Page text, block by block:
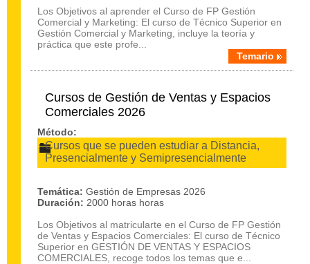
Los Objetivos al aprender el Curso de FP Gestión
Comercial y Marketing: El curso de Técnico Superior en
Gestión Comercial y Marketing, incluye la teoría y
práctica que este profe...
Temario
Cursos de Gestión de Ventas y Espacios
Comerciales 2026
Método:
Cursos que se pueden estudiar a Distancia,
Presencialmente y Semipresencialmente
Temática: Gestión de Empresas 2026
Duración: 2000 horas horas
Los Objetivos al matricularte en el Curso de FP Gestión
de Ventas y Espacios Comerciales: El curso de Técnico
Superior en GESTIÓN DE VENTAS Y ESPACIOS
COMERCIALES, recoge todos los temas que e...